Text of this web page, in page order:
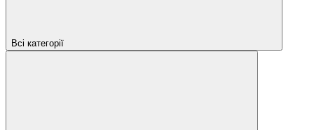
Всі категорії